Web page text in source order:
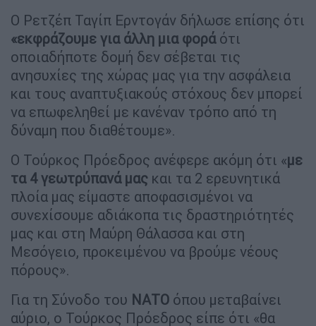
Ο Ρετζέπ Ταγίπ Ερντογάν δήλωσε επίσης ότι
«εκφράζουμε για άλλη μια φοράότι
οποιαδήποτε δομή δεν σέβεται τις
ανησυχίες της χώρας μας για την ασφάλεια
και τους αναπτυξιακούς στόχους δεν μπορεί
να επωφεληθεί με κανέναν τρόπο από τη
δύναμη που διαθέτουμε».
Ο Τούρκος Πρόεδρος ανέφερε ακόμη ότι «με
τα 4 γεωτρύπανά μας και τα 2 ερευνητικά
πλοία μας είμαστε αποφασισμένοι να
συνεχίσουμε αδιάκοπα τις δραστηριότητές
μας και στη Μαύρη Θάλασσα και στη
Μεσόγειο, προκειμένου να βρούμε νέους
πόρους».
Για τη Σύνοδο του ΝΑΤΟ όπου μεταβαίνει
αύριο, ο Τούρκος Πρόεδρος είπε ότι «θα